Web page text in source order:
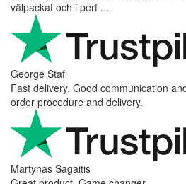
välpackat och i perf ...
George Staf
Fast delivery. Good communication
order procedure and delivery.
Martynas Sagaitis